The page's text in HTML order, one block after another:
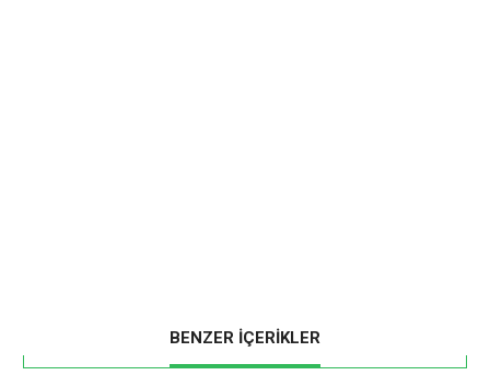
BENZER İÇERİKLER